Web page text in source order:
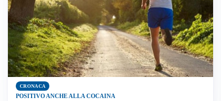
CRONACA
POSITIVO ANCHE ALLA COCAINA